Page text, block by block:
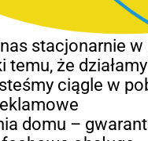
stacjonarnie w
temu, że działamy
ciągle w
domu –